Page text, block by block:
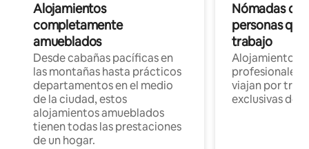
Alojamientos
completamente
amueblados
Desde cabañas pacíficas en
las montañas hasta prácticos
departamentos en el medio
de la ciudad, estos
alojamientos amueblados
tienen todas las prestaciones
de un hogar.
Nómadas
personas
trabajo
Alojamientos
profesionales
viajan por
exclusivas de